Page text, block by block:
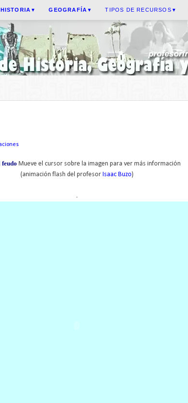
HISTORIA ▼ GEOGRAFÍA ▼ TIPOS DE RECURSOS ▼
feudo Mueve el cursor sobre la imagen para ver más información
(animación flash del profesor Isaac Buzo)
.